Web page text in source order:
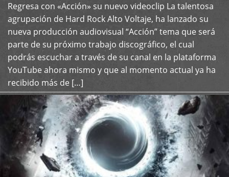
Regresa con «Acción» su nuevo videoclip La talentosa
agrupación de Hard Rock Alto Voltaje, ha lanzado su
nueva producción audiovisual “Acción” tema que será
parte de su próximo trabajo discográfico, el cual
podrás escuchar a través de su canal en la plataforma
YouTube ahora mismo y que al momento actual ya ha
recibido más de […]
+